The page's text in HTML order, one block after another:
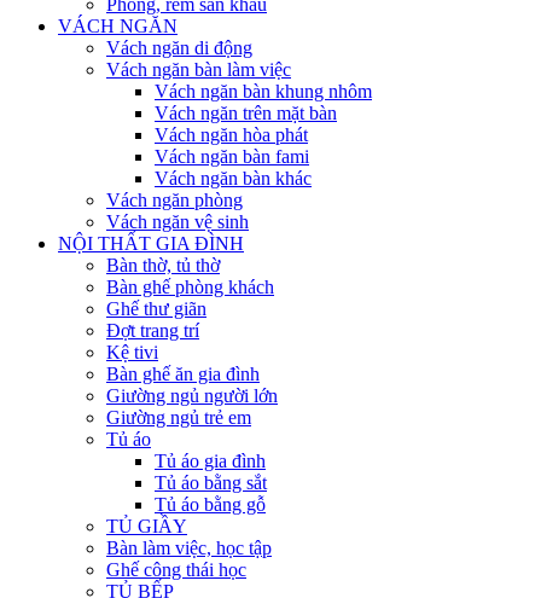
Phông, rèm sân khấu
VÁCH NGĂN
Vách ngăn di động
Vách ngăn bàn làm việc
Vách ngăn bàn khung nhôm
Vách ngăn trên mặt bàn
Vách ngăn hòa phát
Vách ngăn bàn fami
Vách ngăn bàn khác
Vách ngăn phòng
Vách ngăn vệ sinh
NỘI THẤT GIA ĐÌNH
Bàn thờ, tủ thờ
Bàn ghế phòng khách
Ghế thư giãn
Đợt trang trí
Kệ tivi
Bàn ghế ăn gia đình
Giường ngủ người lớn
Giường ngủ trẻ em
Tủ áo
Tủ áo gia đình
Tủ áo bằng sắt
Tủ áo bằng gỗ
TỦ GIẦY
Bàn làm việc, học tập
Ghế công thái học
TỦ BẾP